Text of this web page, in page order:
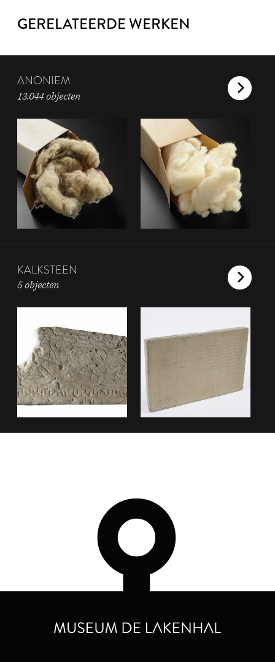
GERELATEERDE WERKEN
ANONIEM
13.044 objecten
KALKSTEEN
5 objecten